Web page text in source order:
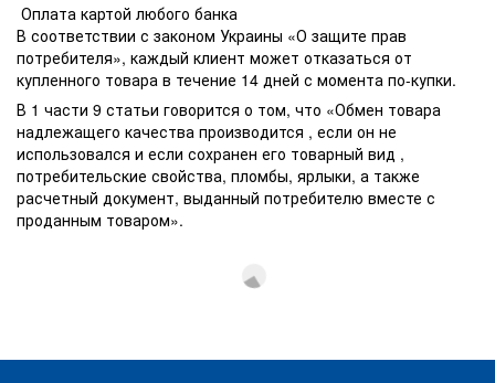
Оплата картой любого банка
В соответствии с законом Украины «О защите прав
потребителя», каждый клиент может отказаться от
купленного товара в течение 14 дней с момента по-купки.
В 1 части 9 статьи говорится о том, что «Обмен товара
надлежащего качества производится , если он не
использовался и если сохранен его товарный вид ,
потребительские свойства, пломбы, ярлыки, а также
расчетный документ, выданный потребителю вместе с
проданным товаром».